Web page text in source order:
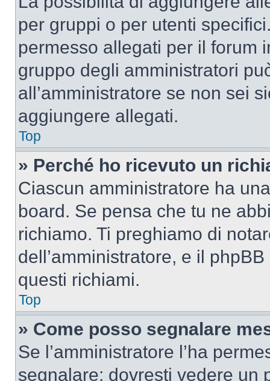
per gruppi o per utenti
permesso allegati per il forum
gruppo degli amministratori
all’amministratore se non sei
aggiungere allegati.
Top
» Perché ho ricevuto un
Ciascun amministratore ha
board. Se pensa che tu ne
richiamo. Ti preghiamo di
dell’amministratore, e il
questi richiami.
Top
» Come posso segnalare
Se l’amministratore l’ha
segnalare: dovresti vedere un